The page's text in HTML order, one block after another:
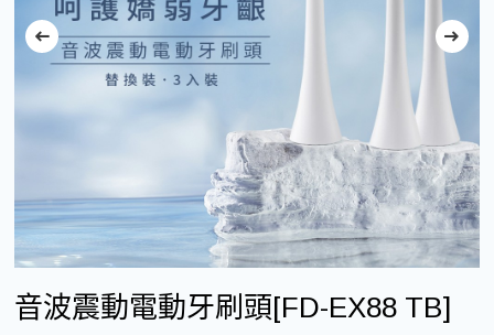
音波震動電動牙刷頭[FD-EX88 TB]